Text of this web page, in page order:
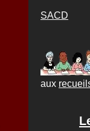
SACD
aux